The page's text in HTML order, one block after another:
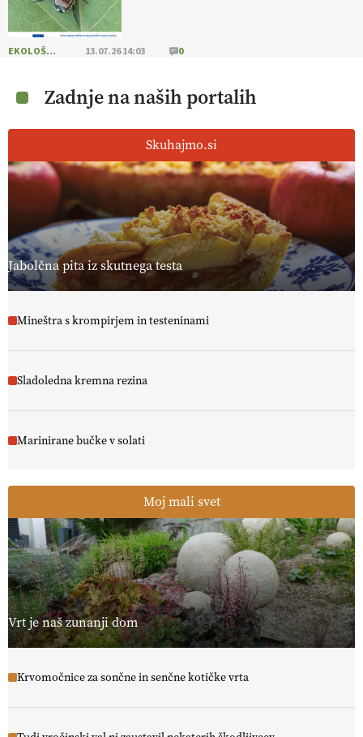
EKOLOŠKO LOGIČNO 13.07.26 14:03 0
Zadnje na naših portalih
Skuhajmo.si
Jabolčna pita iz skutnega testa
Mineštra s krompirjem in testeninami
Sladoledna kremna rezina
Marinirane bučke v solati
Moj mali svet
Vrt je naš zunanji dom
Krvomočnice za sončne in senčne kotičke vrta